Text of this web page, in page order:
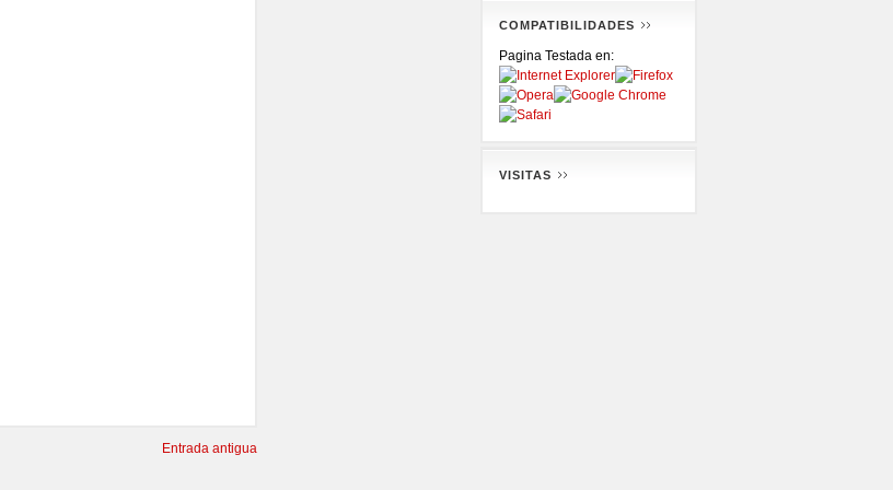
Entrada antigua
COMPATIBILIDADES
Pagina Testada en:
VISITAS